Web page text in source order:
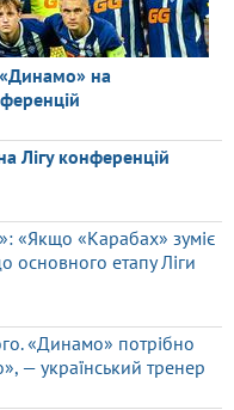
«Динамо» на
Лігу конференцій
«Якщо «Карабах» зуміє
основного етапу Ліги
«Динамо» потрібно
— український тренер